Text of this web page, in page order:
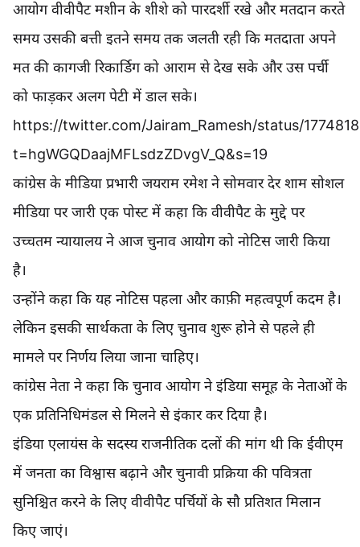
आयोग वीवीपैट मशीन के शीशे को पारदर्शी रखे और मतदान करते
समय उसकी बत्ती इतने समय तक जलती रही कि मतदाता अपने
मत की कागजी रिकार्डिग को आराम से देख सके और उस पर्ची
को फाड़कर अलग पेटी में डाल सके।
https://twitter.com/Jairam_Ramesh/status/
t=hgWGQDaajMFLsdzZDvgV_Q&s=19
कांग्रेस के मीडिया प्रभारी जयराम रमेश ने सोमवार देर शाम सोशल
मीडिया पर जारी एक पोस्ट में कहा कि वीवीपैट के मुद्दे पर
उच्चतम न्यायालय ने आज चुनाव आयोग को नोटिस जारी किया
है।
उन्होंने कहा कि यह नोटिस पहला और काफ़ी महत्वपूर्ण कदम है।
लेकिन इसकी सार्थकता के लिए चुनाव शुरू होने से पहले ही
मामले पर निर्णय लिया जाना चाहिए।
कांग्रेस नेता ने कहा कि चुनाव आयोग ने इंडिया समूह के नेताओं के
एक प्रतिनिधिमंडल से मिलने से इंकार कर दिया है।
इंडिया एलायंस के सदस्य राजनीतिक दलों की मांग थी कि ईवीएम
में जनता का विश्वास बढ़ाने और चुनावी प्रक्रिया की पवित्रता
सुनिश्चित करने के लिए वीवीपैट पर्चियों के सौ प्रतिशत मिलान
किए जाएं।